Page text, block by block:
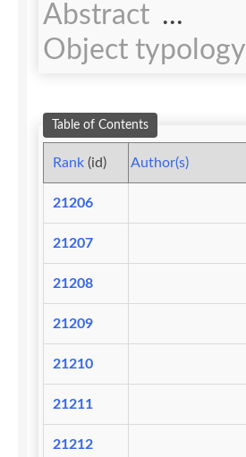
Abstract ...
Object typology
Table of Contents
Rank(id) Author(s)
21206
21207
21208
21209
21210
21211
21212